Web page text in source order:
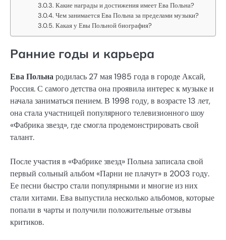
Какие награды и достижения имеет Ева Польна?
Чем занимается Ева Польна за пределами музыки?
Какая у Евы Польной биография?
Ранние годы и карьера
Ева Польнародилась 27 мая 1985 года в городе Аксай,
Россия. С самого детства она проявила интерес к музыке и
начала заниматься пением. В 1998 году, в возрасте 13 лет,
она стала участницей популярного телевизионного шоу
«Фабрика звезд», где смогла продемонстрировать свой
талант.
После участия в «Фабрике звезд» Польна записала свой
первый сольный альбом «Парни не плачут» в 2003 году.
Ее песни быстро стали популярными и многие из них
стали хитами. Ева выпустила несколько альбомов, которые
попали в чарты и получили положительные отзывы
критиков.